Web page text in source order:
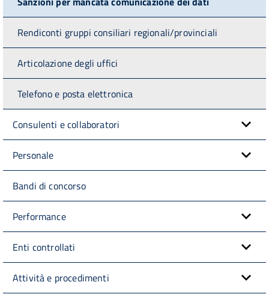
Rendiconti gruppi consiliari regionali/provinciali
Articolazione degli uffici
Telefono e posta elettronica
Consulenti e collaboratori
Personale
Bandi di concorso
Performance
Enti controllati
Attività e procedimenti